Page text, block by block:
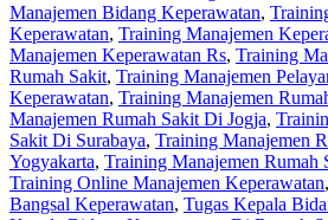
Manajemen Bidang Keperawatan,
Keperawatan, Training Manajemen
Manajemen Keperawatan Rs, Training
Rumah Sakit, Training Manajemen
Keperawatan, Training Manajemen
Manajemen Rumah Sakit Di Jogja,
Sakit Di Surabaya, Training Manajemen
Yogyakarta, Training Manajemen Rumah
Training Online Manajemen Keperawatan,
Bangsal Keperawatan, Tugas Kepala